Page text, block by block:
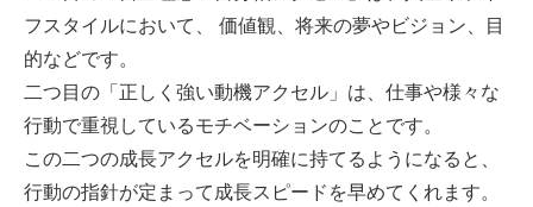
フスタイルにおいて、 価値観、将来の夢やビジョン、目
的などです。
二つ目の「正しく強い動機アクセル」は、仕事や様々な
行動で重視しているモチベーションのことです。
この二つの成長アクセルを明確に持てるようになると、
行動の指針が定まって成長スピードを早めてくれます。